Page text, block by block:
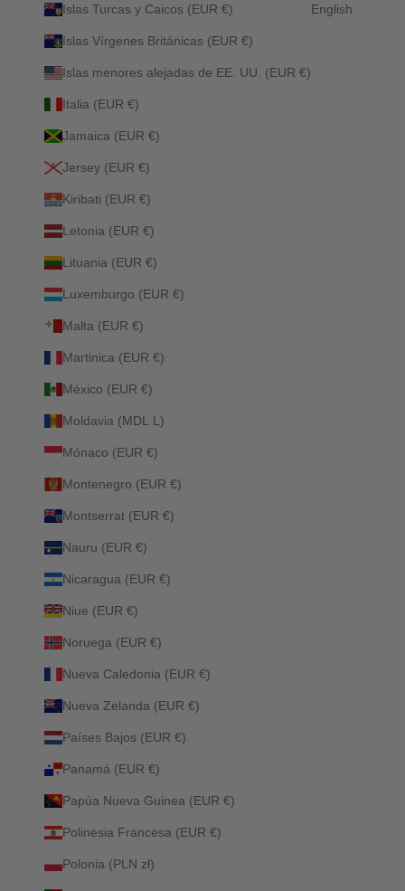
Islas Turcas y Caicos (EUR €)
Islas Vírgenes Británicas (EUR €)
Islas menores alejadas de EE. UU. (EUR €)
Italia (EUR €)
Jamaica (EUR €)
Jersey (EUR €)
Kiribati (EUR €)
Letonia (EUR €)
Lituania (EUR €)
Luxemburgo (EUR €)
Malta (EUR €)
Martinica (EUR €)
México (EUR €)
Moldavia (MDL L)
Mónaco (EUR €)
Montenegro (EUR €)
Montserrat (EUR €)
Nauru (EUR €)
Nicaragua (EUR €)
Niue (EUR €)
Noruega (EUR €)
Nueva Caledonia (EUR €)
Nueva Zelanda (EUR €)
Países Bajos (EUR €)
Panamá (EUR €)
Papúa Nueva Guinea (EUR €)
Polinesia Francesa (EUR €)
Polonia (PLN zł)
English